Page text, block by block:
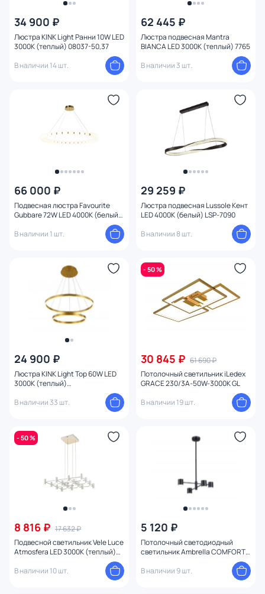
34 900 ₽
Люстра KINK Light Ранни 10W LED
3000К (теплый) 08037-50,37
В наличии 14 шт.
62 445 ₽
Люстра подвесная Mantra
BIANCA LED 3000К (теплый) 7765
В наличии 3 шт.
66 000 ₽
Подвесная люстра Favourite
Gubbare 72W LED 4000К (белый)
В наличии 1 шт.
29 259 ₽
Люстра подвесная Lussole Кент
LED 4000К (белый) LSP-7090
В наличии 8 шт.
24 900 ₽
Люстра KINK Light Тор 60W LED
3000К (теплый)
В наличии 33 шт.
- 50 %
30 845 ₽ 61 690 ₽
Потолочный светильник iLedex
GRACE 230/3A-50W-3000K GL
В наличии 19 шт.
- 50 %
8 816 ₽ 17 632 ₽
Подвесной светильник Vele Luce
Аtmosfera LED 3000К (теплый)
В наличии 10 шт.
5 120 ₽
Потолочный светодиодный
светильник Ambrella COMFORT
В наличии 9 шт.